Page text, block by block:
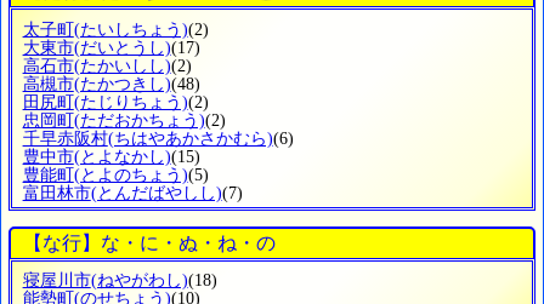
太子町(たいしちょう)(2)
大東市(だいとうし)(17)
高石市(たかいしし)(2)
高槻市(たかつきし)(48)
田尻町(たじりちょう)(2)
忠岡町(ただおかちょう)(2)
千早赤阪村(ちはやあかさかむら)(6)
豊中市(とよなかし)(15)
豊能町(とよのちょう)(5)
富田林市(とんだばやしし)(7)
【な行】な・に・ぬ・ね・の
寝屋川市(ねやがわし)(18)
能勢町 (のせちょう)(10)